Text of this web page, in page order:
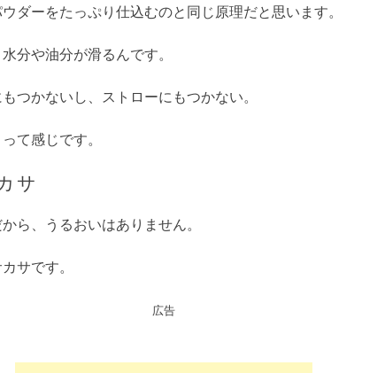
ダーをたっぷり仕込むのと同じ原理だと思います。
分や油分が滑るんです。
つかないし、ストローにもつかない。
て感じです。
サ
ら、うるおいはありません。
サです。
広告